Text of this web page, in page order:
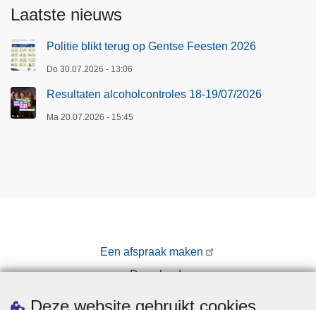
Deze website gebruikt cookies
Laatste nieuws
Politie blikt terug op Gentse Feesten 2026
Do 30.07.2026 - 13:06
Resultaten alcoholcontroles 18-19/07/2026
Ma 20.07.2026 - 15:45
Een afspraak maken
Downloads